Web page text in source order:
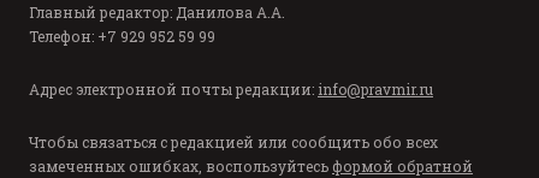
Главный редактор: Данилова А.А.
Телефон: +7 929 952 59 99
Адрес электронной почты редакции: info@pravmir.ru
Чтобы связаться с редакцией или сообщить обо всех
замеченных ошибках, воспользуйтесь формой обратной